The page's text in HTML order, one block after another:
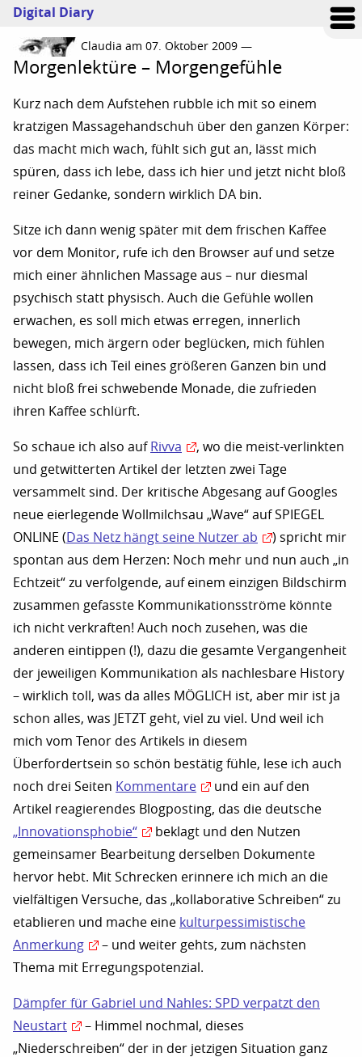
Digital Diary
Claudia am 07. Oktober 2009 —
Morgenlektüre – Morgengefühle
Kurz nach dem Aufstehen rubble ich mit so einem
kratzigen Massagehandschuh über den ganzen Körper:
das macht mich wach, fühlt sich gut an, lässt mich
spüren, dass ich lebe, dass ich hier und jetzt nicht bloß
reiner Gedanke, sondern wirklich DA bin.
Sitze ich dann wenig später mit dem frischen Kaffee
vor dem Monitor, rufe ich den Browser auf und setze
mich einer ähnlichen Massage aus – nur diesmal
psychisch statt physisch. Auch die Gefühle wollen
erwachen, es soll mich etwas erregen, innerlich
bewegen, mich ärgern oder beglücken, mich fühlen
lassen, dass ich Teil eines größeren Ganzen bin und
nicht bloß frei schwebende Monade, die zufrieden
ihren Kaffee schlürft.
So schaue ich also auf Rivva
, wo die meist-verlinkten
und getwitterten Artikel der letzten zwei Tage
versammelt sind. Der kritische Abgesang auf Googles
neue eierlegende Wollmilchsau „Wave“ auf SPIEGEL
ONLINE (Das Netz hängt seine Nutzer ab
) spricht mir
spontan aus dem Herzen: Noch mehr und nun auch „in
Echtzeit“ zu verfolgende, auf einem einzigen Bildschirm
zusammen gefasste Kommunikationsströme könnte
ich nicht verkraften! Auch noch zusehen, was die
anderen eintippen (!), dazu die gesamte Vergangenheit
der jeweiligen Kommunikation als nachlesbare History
– wirklich toll, was da alles MÖGLICH ist, aber mir ist ja
schon alles, was JETZT geht, viel zu viel. Und weil ich
mich vom Tenor des Artikels in diesem
Überfordertsein so schön bestätig fühle, lese ich auch
noch drei Seiten Kommentare
und ein auf den
Artikel reagierendes Blogposting, das die deutsche
„Innovationsphobie“
beklagt und den Nutzen
gemeinsamer Bearbeitung derselben Dokumente
hervor hebt. Mit Schrecken erinnere ich mich an die
vielfältigen Versuche, das „kollaborative Schreiben“ zu
etablieren und mache eine kulturpessimistische
Anmerkung
– und weiter gehts, zum nächsten
Thema mit Erregungspotenzial.
Dämpfer für Gabriel und Nahles: SPD verpatzt den
Neustart
– Himmel nochmal, dieses
„Niederschreiben“ der in der jetzigen Situation ganz